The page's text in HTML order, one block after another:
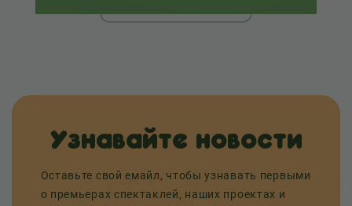
Узнавайте новости
Оставьте свой емайл, чтобы узнавать первыми
о премьерах спектаклей, наших проектах и